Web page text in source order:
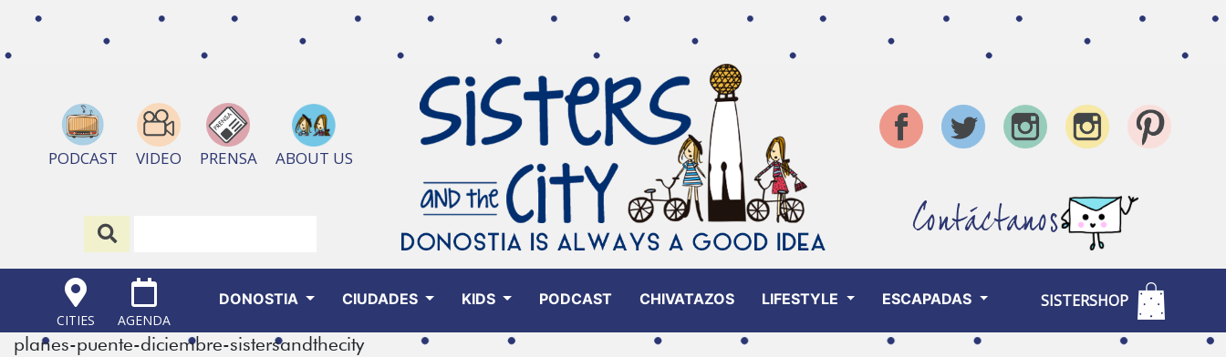
PODCAST VIDEO PRENSA ABOUT US
Contáctanos
CITIES AGENDA
DONOSTIA CIUDADES KIDS PODCAST CHIVATAZOS LIFESTYLE ESCAPADAS SISTERSHOP
planes-puente-diciembre-sistersandthecity